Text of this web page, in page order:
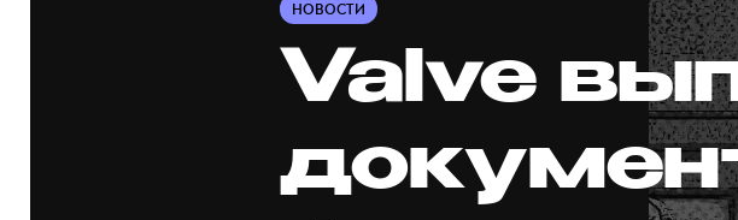
НОВОСТИ
Valve